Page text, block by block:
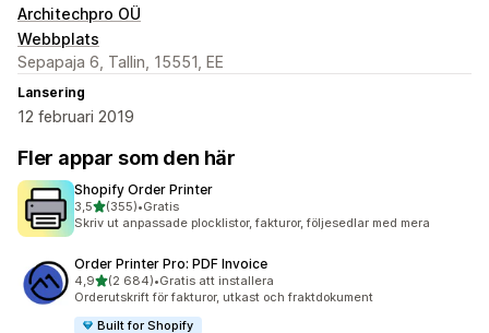
Architechpro OÜ
Webbplats
Sepapaja 6, Tallin, 15551, EE
Lansering
12 februari 2019
Fler appar som den här
Shopify Order Printer
3,5av 5 stjärnor
(355)
355 recensioner totalt
•Gratis
Skriv ut anpassade plocklistor, fakturor, följesedlar med mera
Order Printer Pro: PDF Invoice
4,9av 5 stjärnor
(2 684)
2684 recensioner totalt
•Gratis att installera
Orderutskrift för fakturor, utkast och fraktdokument
Built for Shopify